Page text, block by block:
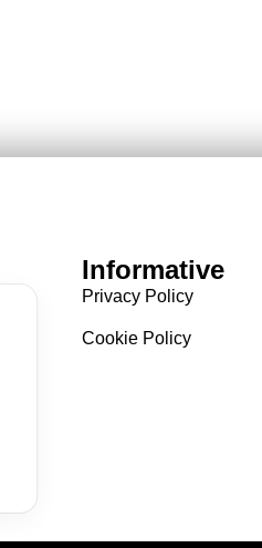
Informative
Privacy Policy
Cookie Policy